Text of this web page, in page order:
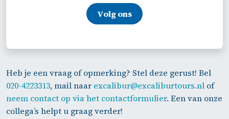
Volg ons
Heb je een vraag of opmerking? Stel deze gerust! Bel
020-4223313, mail naar excalibur@excaliburtours.nl of
neem contact op via het contactformulier. Een van onze
collega’s helpt u graag verder!